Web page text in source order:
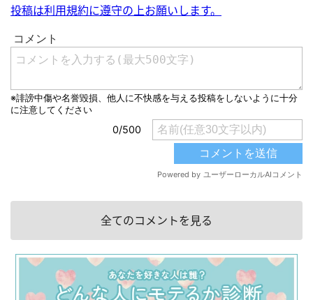
投稿は利用規約に遵守の上お願いします。
全てのコメントを見る